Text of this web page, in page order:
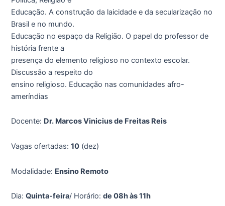
Educação. A construção da laicidade e da secularização no
Brasil e no mundo.
Educação no espaço da Religião. O papel do professor de
história frente a
presença do elemento religioso no contexto escolar.
Discussão a respeito do
ensino religioso. Educação nas comunidades afro-
ameríndias
Docente: Dr. Marcos Vinicius de Freitas Reis
Vagas ofertadas:10 (dez)
Modalidade: Ensino Remoto
Dia:Quinta-feira/ Horário:de 08h às 11h
II